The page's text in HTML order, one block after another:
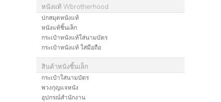
หนังแท้ Wbrotherhood
ปกสมุดหนังแท้
หนังแท้ชิ้นเล็ก
กระเป๋าหนังแท้ใส่นามบัตร
กระเป๋าหนังแท้ ใส่มือถือ
สินค้าหนังชิ้นเล็ก
กระเป๋าใส่นามบัตร
พวงกุญแจหนัง
อุปกรณ์สำนักงาน